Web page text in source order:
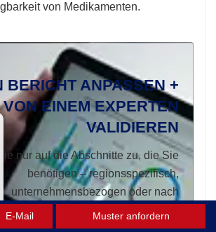
von Medikamenten.
BERICHT ANPASSEN +
VON EINEM EXPERTEN
VALIDIEREN
nur auf die Abschnitte zu, die Sie
benötigen – regionsspezifisch,
unternehmensbezogen oder nach
Anwendungsfall.
E-Mail Muster anfordern